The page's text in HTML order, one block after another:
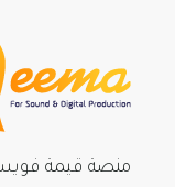
منصة قيمة